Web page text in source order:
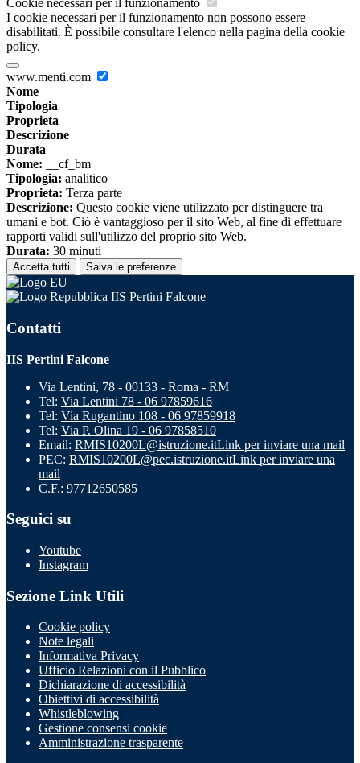
Cookie necessari per il funzionamento
I cookie necessari per il funzionamento non possono essere
disabilitati. È possibile consultare l'elenco nella pagina della cookie
policy.
www.menti.com
Nome
Tipologia
Proprieta
Descrizione
Durata
Nome: __cf_bm
Tipologia: analitico
Proprieta: Terza parte
Descrizione: Questo cookie viene utilizzato per distinguere tra
umani e bot. Ciò è vantaggioso per il sito Web, al fine di effettuare
rapporti validi sull'utilizzo del proprio sito Web.
Durata: 30 minuti
Accetta tutti Salva le preferenze
IIS Pertini Falcone
Contatti
IIS Pertini Falcone
Via Lentini, 78 - 00133 - Roma - RM
Tel: Via Lentini 78 - 06 97859616
Tel: Via Rugantino 108 - 06 97859918
Tel: Via P. Olina 19 - 06 97858510
Email: RMIS10200L@istruzione.itLink per inviare una mail
PEC: RMIS10200L@pec.istruzione.itLink per inviare una
mail
C.F.: 97712650585
Seguici su
Youtube
Instagram
Sezione Link Utili
Cookie policy
Note legali
Informativa Privacy
Ufficio Relazioni con il Pubblico
Dichiarazione di accessibilità
Obiettivi di accessibilità
Whistleblowing
Gestione consensi cookie
Amministrazione trasparente